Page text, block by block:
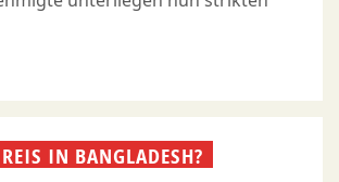
IN BANGLADESH?